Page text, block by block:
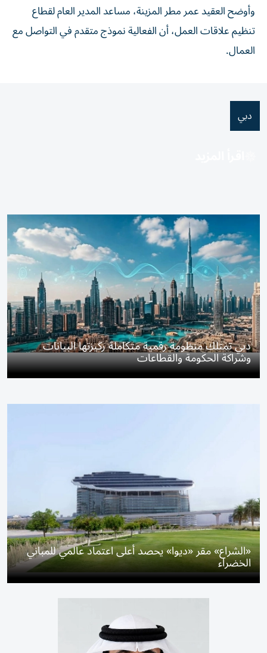
وأوضح العقيد عمر مطر المزينة، مساعد المدير العام لقطاع
تنظيم علاقات العمل، أن الفعالية نموذج متقدم في التواصل مع
العمال.
دبي
دبي تمتلك منظومة رقمية متكاملة ركيزتها البيانات
وشراكة الحكومة والقطاعات
«الشراع» مقر «ديوا» يحصد أعلى اعتماد عالمي للمباني
الخضراء